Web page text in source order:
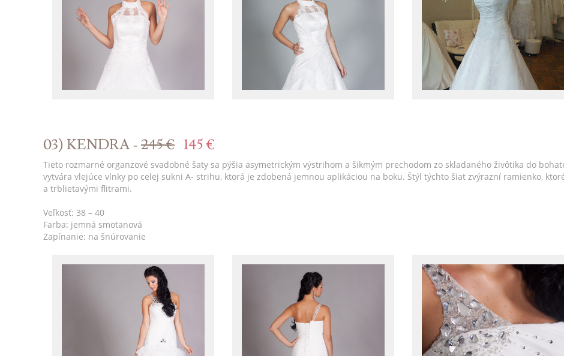
03) KENDRA -245 € 145 €
Tieto rozmarné organzové svadobné šaty sa pýšia asymetrickým výstrihom a šikmým prechodom zo skladaného živôtika do
vytvára vlejúce vlnky po celej sukni A- strihu, ktorá je zdobená jemnou aplikáciou na boku. Štýl týchto šiat zvýrazní ramienko,
a trblietavými flitrami.
Veľkosť: 38 – 40
Farba: jemná smotanová
Zapínanie: na šnúrovanie